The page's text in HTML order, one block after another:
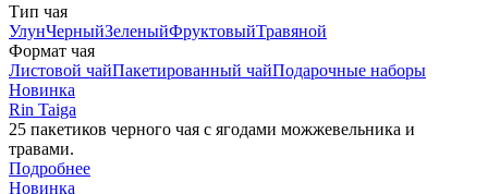
Тип чая
УлунЧерныйЗеленыйФруктовыйТравяной
Формат чая
Листовой чайПакетированный чайПодарочныe наборы
Новинка
Rin Taiga
25 пакетиков черного чая с ягодами можжевельника и
травами.
Подробнее
Новинка